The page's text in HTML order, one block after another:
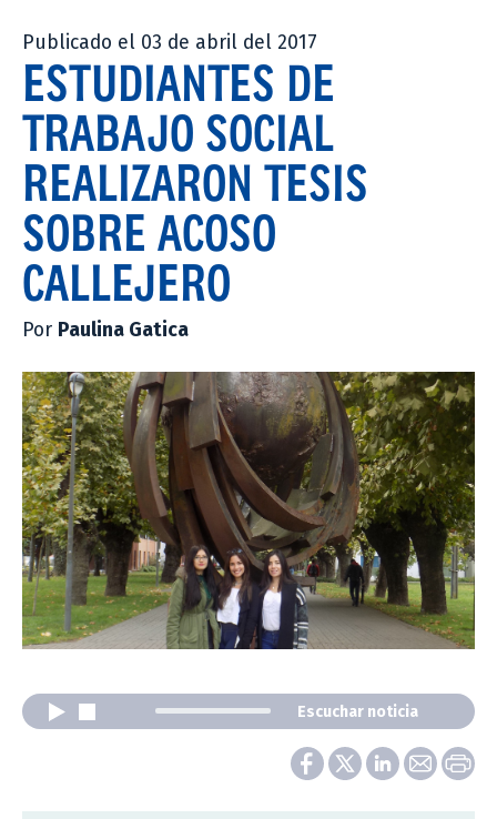
Publicado el 03 de abril del 2017
ESTUDIANTES DE
TRABAJO SOCIAL
REALIZARON TESIS
SOBRE ACOSO
CALLEJERO
Por Paulina Gatica
Escuchar noticia